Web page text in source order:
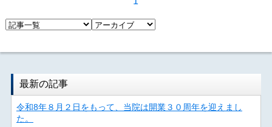
最新の記事
令和8年８月２日をもって、当院は開業３０周年を迎えまし
た。